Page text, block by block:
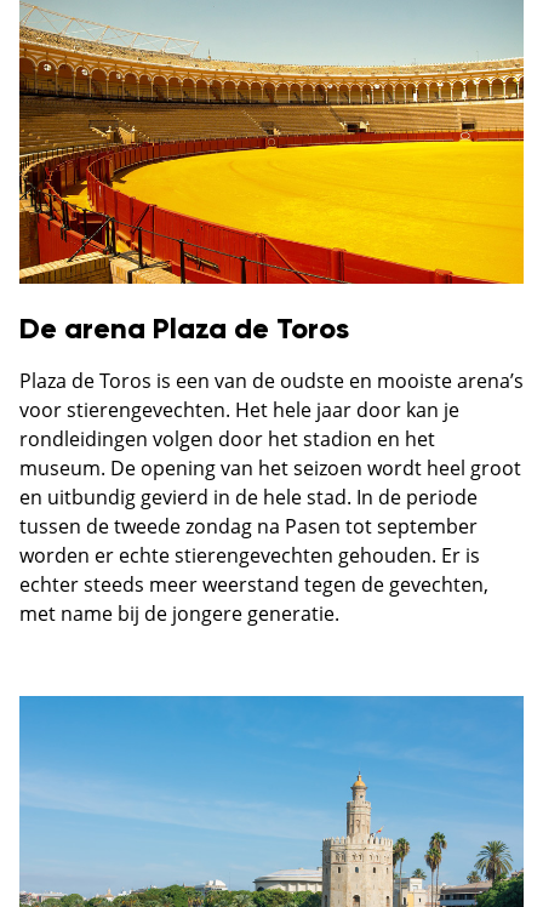
De arena Plaza de Toros
Plaza de Toros is een van de oudste en mooiste arena’s
voor stierengevechten. Het hele jaar door kan je
rondleidingen volgen door het stadion en het
museum. De opening van het seizoen wordt heel groot
en uitbundig gevierd in de hele stad. In de periode
tussen de tweede zondag na Pasen tot september
worden er echte stierengevechten gehouden. Er is
echter steeds meer weerstand tegen de gevechten,
met name bij de jongere generatie.